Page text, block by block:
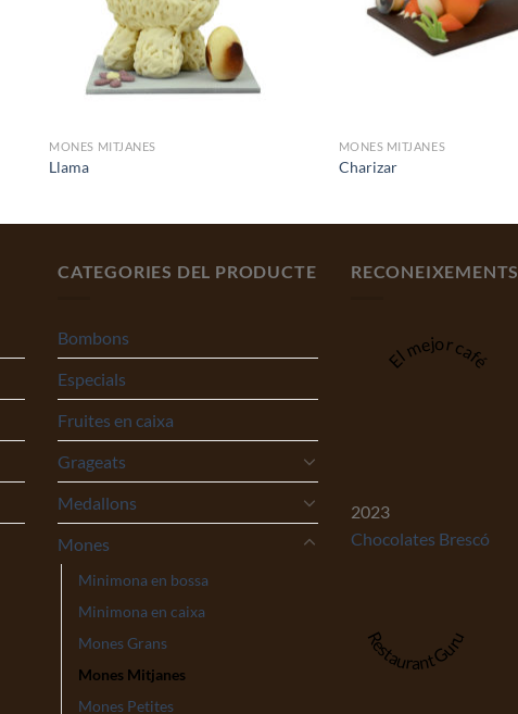
MONES MITJANES
Llama
MONES MITJANES
Charizar
CATEGORIES DEL PRODUCTE
Bombons
Especials
Fruites en caixa
Grageats
Medallons
Mones
Minimona en bossa
Minimona en caixa
Mones Grans
Mones Mitjanes
Mones Petites
RECONEIXEMENTS
El mejor café
2023
Chocolates Brescó
Restaurant Guru